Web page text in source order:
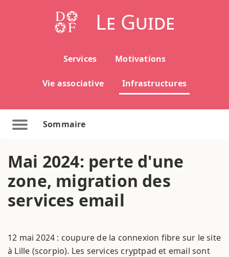
Le Guide
Services Motivations
Vie associative Infrastructures
Sommaire
Mai 2024: perte d'une
zone, migration des
services email
12 mai 2024 : coupure de la connexion fibre sur le site
à Lille (scorpio). Les services cryptpad et email sont